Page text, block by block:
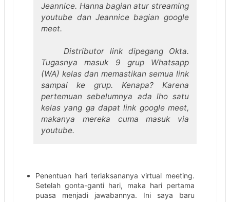
Jeannice. Hanna bagian atur streaming
youtube dan Jeannice bagian google
meet.
Distributor link dipegang Okta.
Tugasnya masuk 9 grup Whatsapp
(WA) kelas dan memastikan semua link
sampai ke grup. Kenapa? Karena
pertemuan sebelumnya ada lho satu
kelas yang ga dapat link google meet,
makanya mereka cuma masuk via
youtube.
Penentuan hari terlaksananya virtual meeting.
Setelah gonta-ganti hari, maka hari pertama
puasa menjadi jawabannya. Ini saya baru